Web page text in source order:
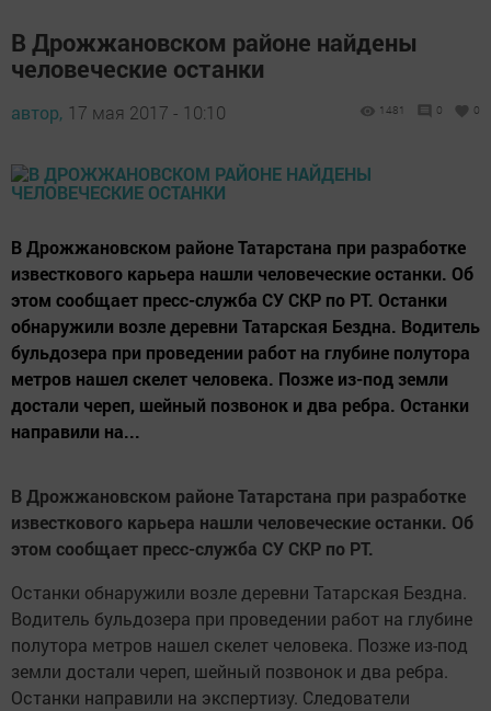
В Дрожжановском районе найдены
человеческие останки
автор, 17 мая 2017 - 10:10 1481 0 0
В Дрожжановском районе Татарстана при разработке
известкового карьера нашли человеческие останки. Об
этом сообщает пресс-служба СУ СКР по РТ. Останки
обнаружили возле деревни Татарская Бездна. Водитель
бульдозера при проведении работ на глубине полутора
метров нашел скелет человека. Позже из-под земли
достали череп, шейный позвонок и два ребра. Останки
направили на...
В Дрожжановском районе Татарстана при разработке
известкового карьера нашли человеческие останки. Об
этом сообщает пресс-служба СУ СКР по РТ.
Останки обнаружили возле деревни Татарская Бездна.
Водитель бульдозера при проведении работ на глубине
полутора метров нашел скелет человека. Позже из-под
земли достали череп, шейный позвонок и два ребра.
Останки направили на экспертизу. Следователи